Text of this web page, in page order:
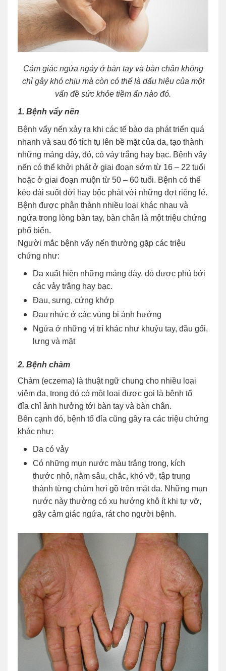
Cảm giác ngứa ngáy ở bàn tay và bàn chân không
chỉ gây khó chịu mà còn có thể là dấu hiệu của một
vấn đề sức khỏe tiềm ẩn nào đó.
1. Bệnh vẩy nến
Bệnh vẩy nến xảy ra khi các tế bào da phát triển quá
nhanh và sau đó tích tụ lên bề mặt của da, tạo thành
những mảng dày, đỏ, có vảy trắng hay bạc. Bệnh vẩy
nến có thể khởi phát ở giai đoạn sớm từ 16 – 22 tuổi
hoặc ở giai đoạn muộn từ 50 – 60 tuổi. Bệnh có thể
kéo dài suốt đời hay bộc phát với những đợt riêng lẻ.
Bệnh được phân thành nhiều loại khác nhau và
ngứa trong lòng bàn tay, bàn chân là một triệu chứng
phổ biến.
Người mắc bệnh vẩy nến thường gặp các triệu
chứng như:
Da xuất hiện những mảng dày, đỏ được phủ bởi
các vảy trắng hay bạc.
Đau, sưng, cứng khớp
Đau nhức ở các vùng bị ảnh hưởng
Ngứa ở những vị trí khác như khuỷu tay, đầu gối,
lưng và mặt
2. Bệnh chàm
Chàm (eczema) là thuật ngữ chung cho nhiều loại
viêm da, trong đó có một loại được gọi là bệnh tổ
đỉa chỉ ảnh hưởng tới bàn tay và bàn chân.
Bên cạnh đó, bệnh tổ đỉa cũng gây ra các triệu chứng
khác như:
Da có vảy
Có những mụn nước màu trắng trong, kích
thước nhỏ, nằm sâu, chắc, khó vỡ, tập trung
thành từng chùm hơi gồ trên mặt da. Những mụn
nước này thường có xu hướng khô ít khi tự vỡ,
gây cảm giác ngứa, rát cho người bệnh.